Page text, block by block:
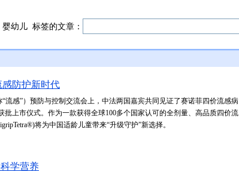
婴幼儿 标签的文章：
感防护新时代
感”）预防与控制交流会上，中法两国嘉宾共同见证了赛诺菲四价流感病
批上市仪式。作为一款获得全球100多个国家认可的全剂量、高品质四价流
将为中国适龄儿童带来“升级守护”新选择。
学营养